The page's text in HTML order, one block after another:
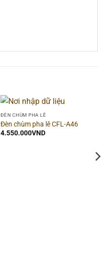
ĐÈN CHÙM PHA LÊ
Đèn chùm pha lê CFL-A46
4.550.000VND